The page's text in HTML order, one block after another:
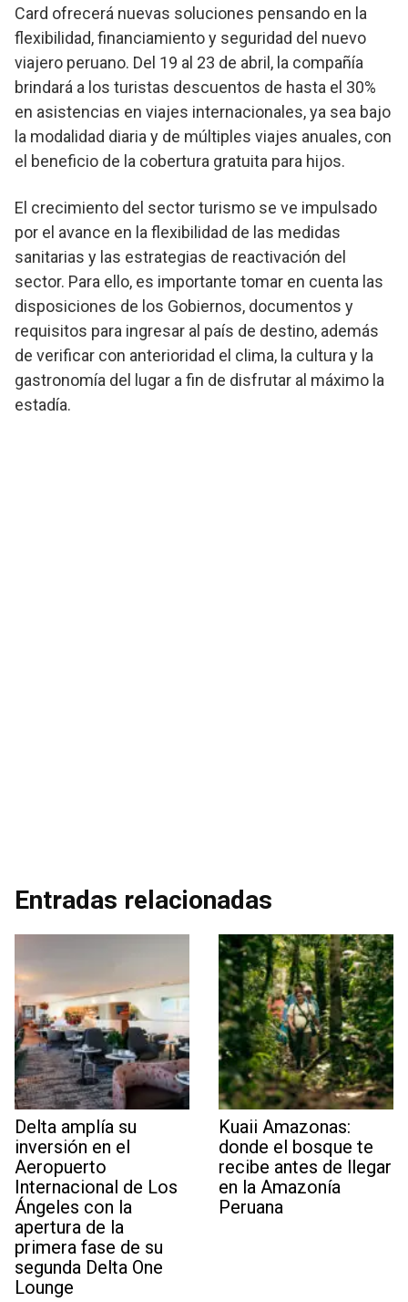
Card ofrecerá nuevas soluciones pensando en la
flexibilidad, financiamiento y seguridad del nuevo
viajero peruano. Del 19 al 23 de abril, la compañía
brindará a los turistas descuentos de hasta el 30%
en asistencias en viajes internacionales, ya sea bajo
la modalidad diaria y de múltiples viajes anuales, con
el beneficio de la cobertura gratuita para hijos.
El crecimiento del sector turismo se ve impulsado
por el avance en la flexibilidad de las medidas
sanitarias y las estrategias de reactivación del
sector. Para ello, es importante tomar en cuenta las
disposiciones de los Gobiernos, documentos y
requisitos para ingresar al país de destino, además
de verificar con anterioridad el clima, la cultura y la
gastronomía del lugar a fin de disfrutar al máximo la
estadía.
Entradas relacionadas
Delta amplía su
inversión en el
Aeropuerto
Internacional de Los
Ángeles con la
apertura de la
primera fase de su
segunda Delta One
Lounge
Kuaii Amazonas:
donde el bosque te
recibe antes de llegar
en la Amazonía
Peruana